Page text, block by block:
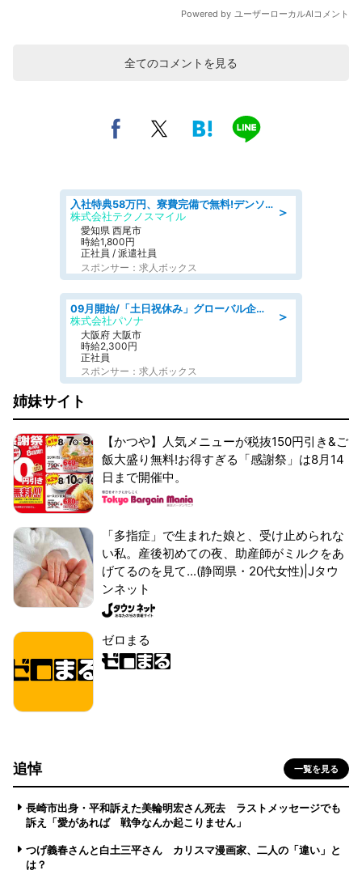
全てのコメントを見る
＞
入社特典58万円、寮費完備で無料!デンソーで働こう!自動車工場で小型部品の検査業務 denso aichi
株式会社テクノスマイル
愛知県 西尾市
時給1,800円
正社員 / 派遣社員
スポンサー：求人ボックス
＞
09月開始/「土日祝休み」グローバル企業での産業保健のお仕事/保健師/高時給/残業なし/服装自由
株式会社パソナ
大阪府 大阪市
時給2,300円
正社員
スポンサー：求人ボックス
姉妹サイト
【かつや】人気メニューが税抜150円引き&ご
飯大盛り無料!お得すぎる「感謝祭」は8月14
日まで開催中。
「多指症」で生まれた娘と、受け止められな
い私。産後初めての夜、助産師がミルクをあ
げてるのを見て...(静岡県・20代女性)|Jタウ
ンネット
ゼロまる
追悼 一覧を見る
長崎市出身・平和訴えた美輪明宏さん死去 ラストメッセージでも
訴え「愛があれば 戦争なんか起こりません」
つげ義春さんと白土三平さん カリスマ漫画家、二人の「違い」と
は？